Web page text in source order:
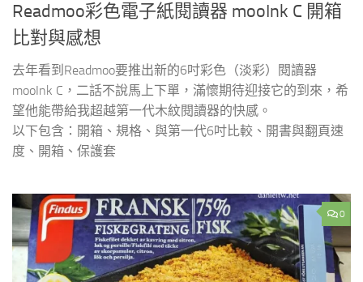
Readmoo彩色電子紙閱讀器 mooInk C 開箱
比對與感想
去年看到Readmoo要推出新的6吋彩色（淡彩）閱讀器
mooInk C，二話不說馬上下單，滿懷期待迎接它的到來，希
望他能帶給我超越第一代木紋閱讀器的快感。
以下包含：開箱、規格、與第一代6吋比較、開書與翻頁速
度、開箱、保護套
0